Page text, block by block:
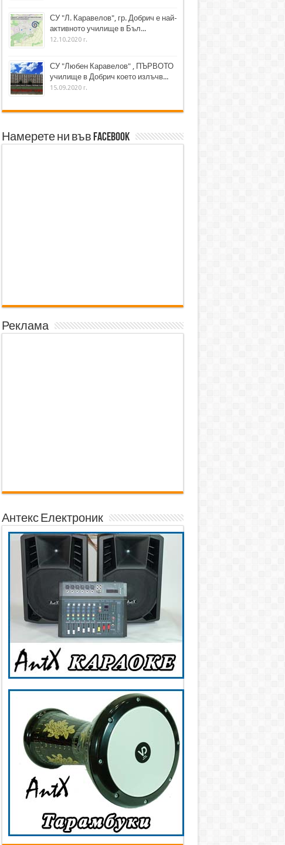
СУ "Л. Каравелов", гр. Добрич е най-
активното училище в Бъл...
12.10.2020 г.
СУ "Любен Каравелов" , ПЪРВОТО
училище в Добрич което излъчв...
15.09.2020 г.
Намерете ни във Facebook
Реклама
Антекс Електроник